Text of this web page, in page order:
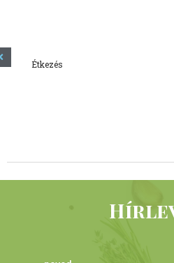
Étkezés